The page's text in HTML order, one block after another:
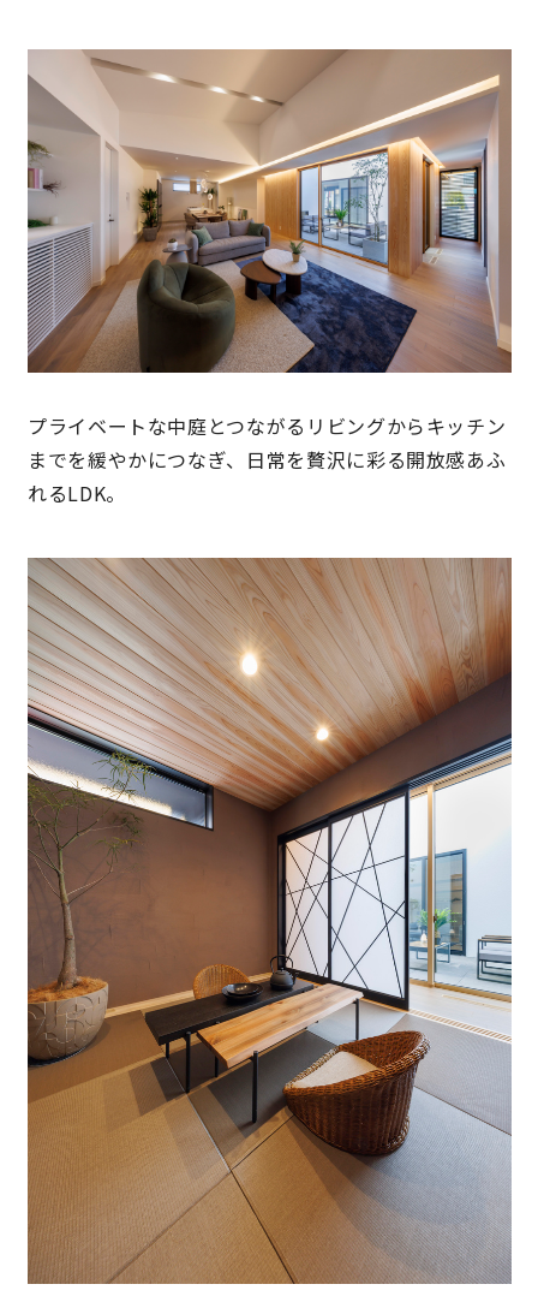
Groovin’
nattoku住宅25周年記念モデル
Glass Arts
Blue Style
キママプラス
納得リフォームスタジオ nattoku リノベ
スタッフブログ
お知らせ 土地情報
近日分譲予定情報 会社情報
動画ギャラリー 採用情報
サイトマップ プライバシーポリシー
よくある質問
プライベートな中庭とつながるリビングからキッチン
までを緩やかにつなぎ、日常を贅沢に彩る開放感あふ
れるLDK。